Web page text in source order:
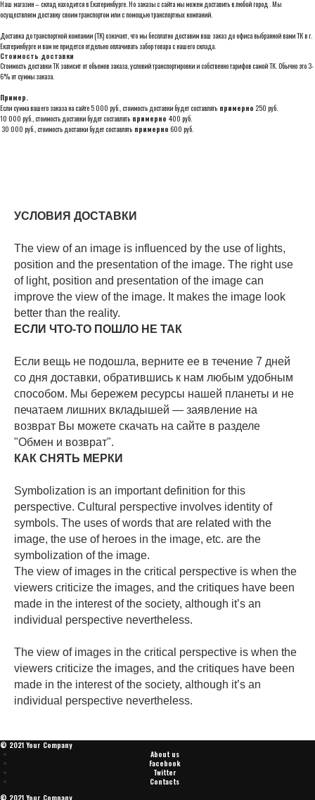
Наш магазин – склад находится в Екатеринбурге. Но заказы с сайта мы можем доставить в любой город . Мы
осуществляем доставку своим транспортом или с помощью транспортных компаний.
Доставка до транспортной компании (ТК) означает, что мы бесплатно доставим ваш заказ до офиса выбранной вами ТК в г.
Екатеринбурге и вам не придется отдельно оплачивать забор товара с нашего склада.
Стоимость доставки
Стоимость доставки ТК зависит от объемов заказа, условий транспортировки и собственно тарифов самой ТК. Обычно это 3-
6% от суммы заказа.
Пример.
Если сумма вашего заказа на сайте 5 000 руб., стоимость доставки будет составлять примерно 250 руб.
10 000 руб., стоимость доставки будет составлять примерно 400 руб.
30 000 руб., стоимость доставки будет составлять примерно 600 руб.
УСЛОВИЯ ДОСТАВКИ
The view of an image is influenced by the use of lights,
position and the presentation of the image. The right use
of light, position and presentation of the image can
improve the view of the image. It makes the image look
better than the reality.
ЕСЛИ ЧТО-ТО ПОШЛО НЕ ТАК
Если вещь не подошла, верните ее в течение 7 дней
со дня доставки, обратившись к нам любым удобным
способом. Мы бережем ресурсы нашей планеты и не
печатаем лишних вкладышей — заявление на
возврат Вы можете скачать на сайте в разделе
"Обмен и возврат".
КАК СНЯТЬ МЕРКИ
Symbolization is an important definition for this
perspective. Cultural perspective involves identity of
symbols. The uses of words that are related with the
image, the use of heroes in the image, etc. are the
symbolization of the image.
The view of images in the critical perspective is when the
viewers criticize the images, and the critiques have been
made in the interest of the society, although it’s an
individual perspective nevertheless.
The view of images in the critical perspective is when the
viewers criticize the images, and the critiques have been
made in the interest of the society, although it’s an
individual perspective nevertheless.
© 2021 Your Company
About us
Facebook
Twitter
Contacts
© 2021 Your Company